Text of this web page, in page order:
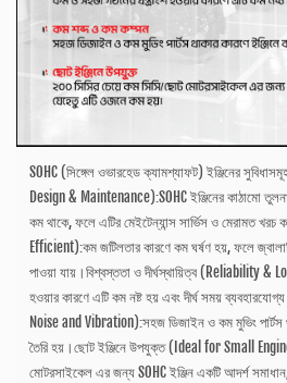
SOHC (সিঙ্গেল ওভারহেড ক্যামশ্যাফট) ইঞ্জিনের
Design & Maintenance):SOHC ইঞ্জিনের কাঠামো
কম থাকে, ফলে এটির মেইটেন্যান্স সার্ভিস ও মেরামত খরচ
Efficient):কম জটিলতার কারণে কম ঘর্ষণ হয়, ফলে
পাওয়া যায়।বিশ্বস্ততা ও দীর্ঘস্থায়িত্ব (Reliability &
হওয়ার কারণে এটি কম নষ্ট হয় এবং দীর্ঘ সময়
Noise and Vibration):সহজ ডিজাইন ও কম মুভিং পার্টস
তৈরি হয়।ছোট ইঞ্জিনে উপযুক্ত (Ideal for Small
মোটরসাইকেল এর জন্য SOHC ইঞ্জিন একটি আদর্শ